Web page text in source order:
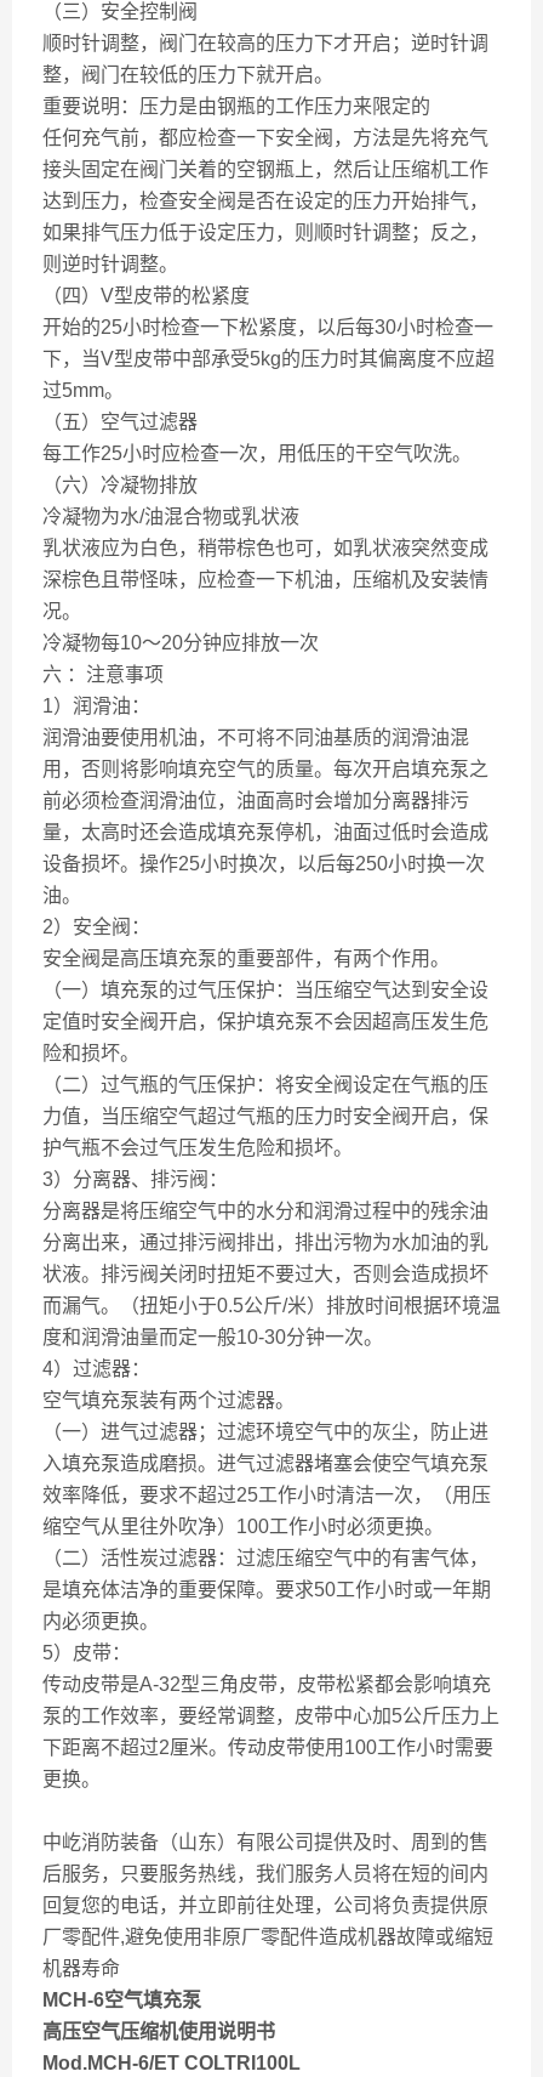
（三）安全控制阀
顺时针调整，阀门在较高的压力下才开启；逆时针调
整，阀门在较低的压力下就开启。
重要说明：压力是由钢瓶的工作压力来限定的
任何充气前，都应检查一下安全阀，方法是先将充气
接头固定在阀门关着的空钢瓶上，然后让压缩机工作
达到压力，检查安全阀是否在设定的压力开始排气，
如果排气压力低于设定压力，则顺时针调整；反之，
则逆时针调整。
（四）V型皮带的松紧度
开始的25小时检查一下松紧度，以后每30小时检查一
下，当V型皮带中部承受5kg的压力时其偏离度不应超
过5mm。
（五）空气过滤器
每工作25小时应检查一次，用低压的干空气吹洗。
（六）冷凝物排放
冷凝物为水/油混合物或乳状液
乳状液应为白色，稍带棕色也可，如乳状液突然变成
深棕色且带怪味，应检查一下机油，压缩机及安装情
况。
冷凝物每10～20分钟应排放一次
六 ：注意事项
1）润滑油：
润滑油要使用机油，不可将不同油基质的润滑油混
用，否则将影响填充空气的质量。每次开启填充泵之
前必须检查润滑油位，油面高时会增加分离器排污
量，太高时还会造成填充泵停机，油面过低时会造成
设备损坏。操作25小时换次，以后每250小时换一次
油。
2）安全阀：
安全阀是高压填充泵的重要部件，有两个作用。
（一） 填充泵的过气压保护：当压缩空气达到安全设
定值时安全阀开启，保护填充泵不会因超高压发生危
险和损坏。
（二） 过气瓶的气压保护：将安全阀设定在气瓶的压
力值，当压缩空气超过气瓶的压力时安全阀开启，保
护气瓶不会过气压发生危险和损坏。
3）分离器、排污阀：
分离器是将压缩空气中的水分和润滑过程中的残余油
分离出来，通过排污阀排出，排出污物为水加油的乳
状液。排污阀关闭时扭矩不要过大，否则会造成损坏
而漏气。（扭矩小于0.5公斤/米）排放时间根据环境温
度和润滑油量而定一般10-30分钟一次。
4）过滤器：
空气填充泵装有两个过滤器。
（一） 进气过滤器；过滤环境空气中的灰尘，防止进
入填充泵造成磨损。进气过滤器堵塞会使空气填充泵
效率降低，要求不超过25工作小时清洁一次，（用压
缩空气从里往外吹净）100工作小时必须更换。
（二） 活性炭过滤器：过滤压缩空气中的有害气体，
是填充体洁净的重要保障。要求50工作小时或一年期
内必须更换。
5）皮带：
传动皮带是A-32型三角皮带，皮带松紧都会影响填充
泵的工作效率，要经常调整，皮带中心加5公斤压力上
下距离不超过2厘米。传动皮带使用100工作小时需要
更换。
中屹消防装备（山东）有限公司提供及时、周到的售
后服务，只要服务热线，我们服务人员将在短的间内
回复您的电话，并立即前往处理，公司将负责提供原
厂零配件,避免使用非原厂零配件造成机器故障或缩短
机器寿命
MCH-6空气填充泵
高压空气压缩机使用说明书
Mod.MCH-6/ET COLTRI100L